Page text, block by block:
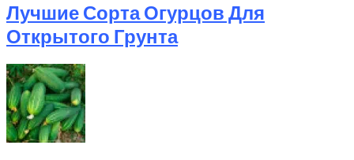
Лучшие Сорта Огурцов Для
Открытого Грунта